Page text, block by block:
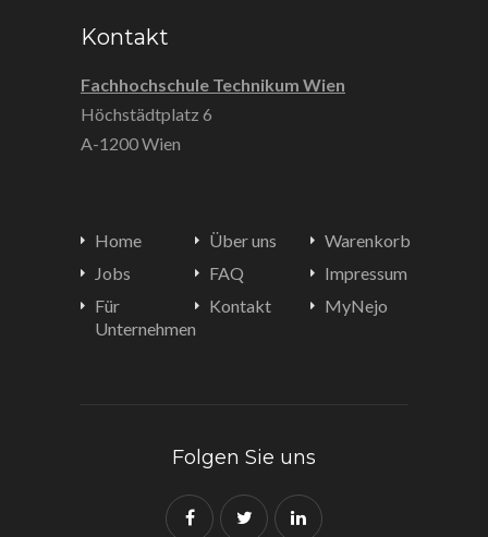
Kontakt
Fachhochschule Technikum Wien
Höchstädtplatz 6
A-1200 Wien
Home
Jobs
Für
Unternehmen
Über uns
FAQ
Kontakt
Warenkorb
Impressum
MyNejo
Folgen Sie uns